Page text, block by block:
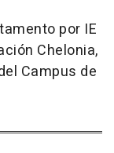
por IE
Chelonia,
Campus de